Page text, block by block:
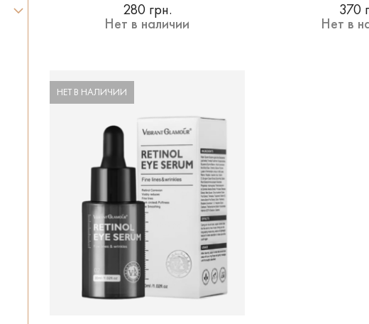
280 грн.
Нет в наличии
370
Нет в
НЕТ В НАЛИЧИИ